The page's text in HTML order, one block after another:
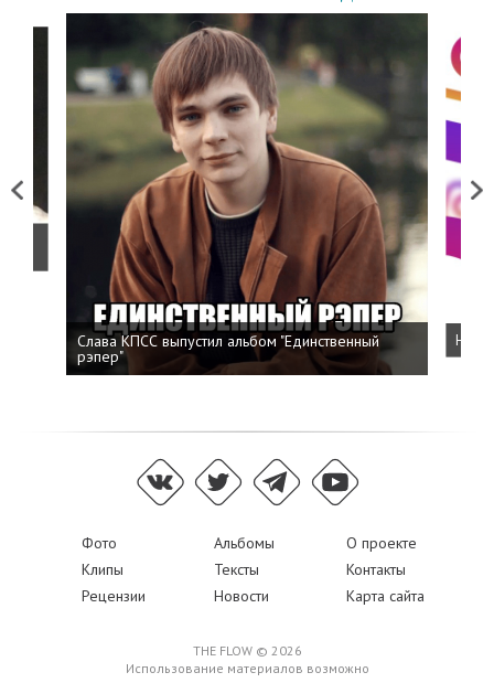
Previous
Слава КПСС выпустил альбом "Единственный
рэпер"
Next
Фото Альбомы
О проекте
Клипы
Тексты
Контакты
Рецензии
Новости Карта сайта
THE FLOW © 2026
Использование материалов возможно